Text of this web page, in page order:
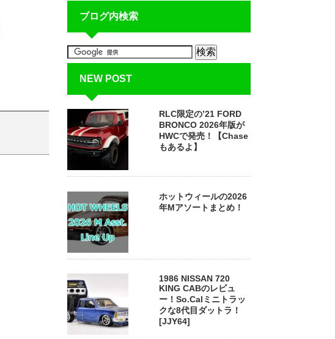
ブログ内検索
NEW POST
RLC限定の’21 FORD
BRONCO 2026年版が
HWCで発売！【Chase
もあるよ】
ホットウィールの2026
年Mアソートまとめ！
1986 NISSAN 720
KING CABのレビュ
ー！So.Calミニトラッ
クな8代目ダットラ！
[JJY64]